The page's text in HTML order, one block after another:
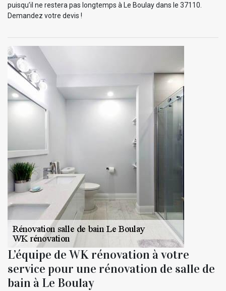
puisqu’il ne restera pas longtemps à Le Boulay dans le 37110.
Demandez votre devis !
L’équipe de WK rénovation à votre
service pour une rénovation de salle de
bain à Le Boulay